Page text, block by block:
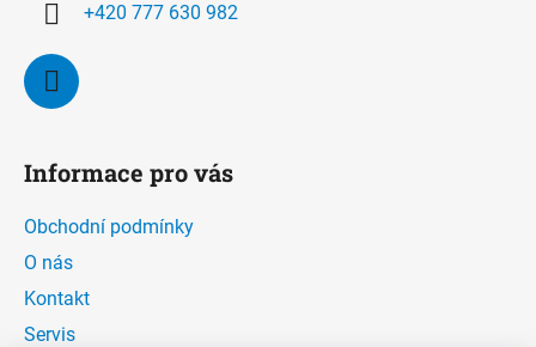
+420 777 630 982
Informace pro vás
Obchodní podmínky
O nás
Kontakt
Servis